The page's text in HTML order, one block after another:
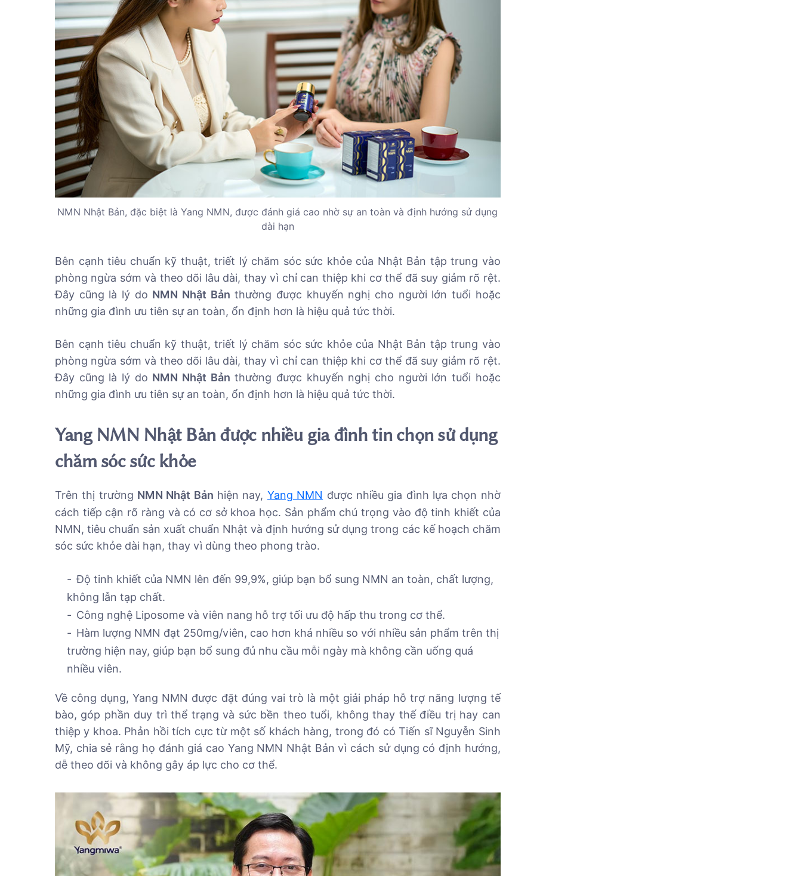
NMN Nhật Bản, đặc biệt là Yang NMN, được đánh giá cao nhờ sự an toàn và định hướng sử dụng
dài hạn
Bên cạnh tiêu chuẩn kỹ thuật, triết lý chăm sóc sức khỏe của Nhật Bản tập trung vào
phòng ngừa sớm và theo dõi lâu dài, thay vì chỉ can thiệp khi cơ thể đã suy giảm rõ rệt.
Đây cũng là lý do NMN Nhật Bản thường được khuyến nghị cho người lớn tuổi hoặc
những gia đình ưu tiên sự an toàn, ổn định hơn là hiệu quả tức thời.
Bên cạnh tiêu chuẩn kỹ thuật, triết lý chăm sóc sức khỏe của Nhật Bản tập trung vào
phòng ngừa sớm và theo dõi lâu dài, thay vì chỉ can thiệp khi cơ thể đã suy giảm rõ rệt.
Đây cũng là lý do NMN Nhật Bản thường được khuyến nghị cho người lớn tuổi hoặc
những gia đình ưu tiên sự an toàn, ổn định hơn là hiệu quả tức thời.
Yang NMN Nhật Bản được nhiều gia đình tin chọn sử dụng
chăm sóc sức khỏe
Trên thị trường NMN Nhật Bản hiện nay, Yang NMN được nhiều gia đình lựa chọn nhờ
cách tiếp cận rõ ràng và có cơ sở khoa học. Sản phẩm chú trọng vào độ tinh khiết của
NMN, tiêu chuẩn sản xuất chuẩn Nhật và định hướng sử dụng trong các kế hoạch chăm
sóc sức khỏe dài hạn, thay vì dùng theo phong trào.
Độ tinh khiết của NMN lên đến 99,9%, giúp bạn bổ sung NMN an toàn, chất lượng,
không lẫn tạp chất.
Công nghệ Liposome và viên nang hỗ trợ tối ưu độ hấp thu trong cơ thể.
Hàm lượng NMN đạt 250mg/viên, cao hơn khá nhiều so với nhiều sản phẩm trên thị
trường hiện nay, giúp bạn bổ sung đủ nhu cầu mỗi ngày mà không cần uống quá
nhiều viên.
Về công dụng, Yang NMN được đặt đúng vai trò là một giải pháp hỗ trợ năng lượng tế
bào, góp phần duy trì thể trạng và sức bền theo tuổi, không thay thế điều trị hay can
thiệp y khoa. Phản hồi tích cực từ một số khách hàng, trong đó có Tiến sĩ Nguyễn Sinh
Mỹ, chia sẻ rằng họ đánh giá cao Yang NMN Nhật Bản vì cách sử dụng có định hướng,
dễ theo dõi và không gây áp lực cho cơ thể.